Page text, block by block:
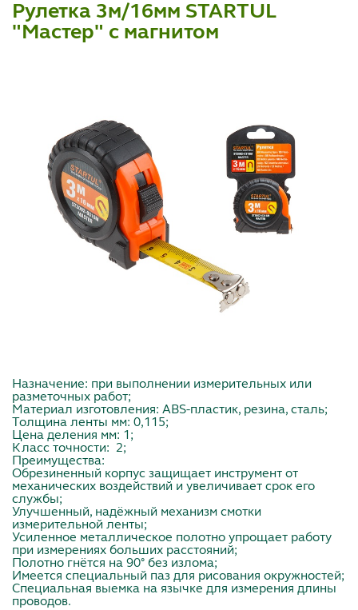
Рулетка 3м/16мм STARTUL
"Мастер" с магнитом
Назначение: при выполнении измерительных или
разметочных работ;
Материал изготовления: ABS-пластик, резина, сталь;
Толщина ленты мм: 0,115;
Цена деления мм: 1;
Класс точности: 2;
Преимущества:
Обрезиненный корпус защищает инструмент от
механических воздействий и увеличивает срок его
службы;
Улучшенный, надёжный механизм смотки
измерительной ленты;
Усиленное металлическое полотно упрощает работу
при измерениях больших расстояний;
Полотно гнётся на 90° без излома;
Имеется специальный паз для рисования окружностей;
Специальная выемка на язычке для измерения длины
проводов.